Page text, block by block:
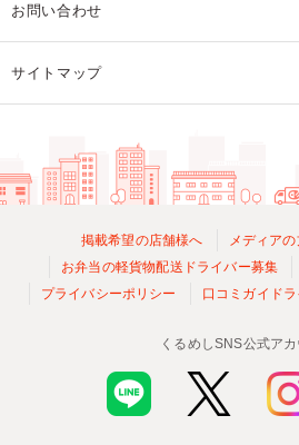
お問い合わせ
サイトマップ
掲載希望の店舗様へ メディア
お弁当の軽貨物配送ドライバー募集
プライバシーポリシー
口コミガイドラ
くるめしSNS公式アカ